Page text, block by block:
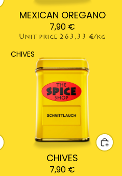
Sold out
MEXICAN OREGANO
7,90 €
Unit price 263,33 €/kg
CHIVES
CHIVES
7,90 €